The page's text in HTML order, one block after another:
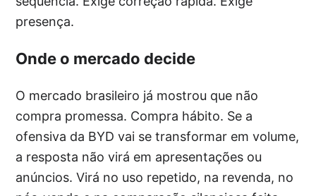
presença.
Onde o mercado decide
O mercado brasileiro já mostrou que não
compra promessa. Compra hábito. Se a
ofensiva da BYD vai se transformar em volume,
a resposta não virá em apresentações ou
anúncios. Virá no uso repetido, na revenda, no